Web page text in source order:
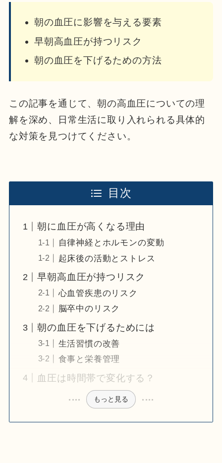
朝の血圧に影響を与える要素
早朝高血圧が持つリスク
朝の血圧を下げるための方法
この記事を通じて、朝の高血圧についての理
解を深め、日常生活に取り入れられる具体的
な対策を見つけてください。
目次
朝に血圧が高くなる理由
自律神経とホルモンの変動
起床後の活動とストレス
早朝高血圧が持つリスク
心血管疾患のリスク
脳卒中のリスク
朝の血圧を下げるためには
生活習慣の改善
食事と栄養管理
血圧は時間帯で変化する？
もっと見る